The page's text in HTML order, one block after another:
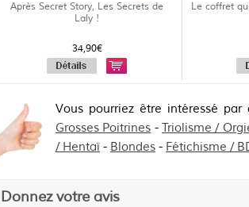
Après Secret Story, Les Secrets de
Laly !
34,90€
Le coffret
Vous pourriez être intéressé
Grosses Poitrines -Triolisme /
/ Hentaï - Blondes - Fétichisme /
Donnez votre avis